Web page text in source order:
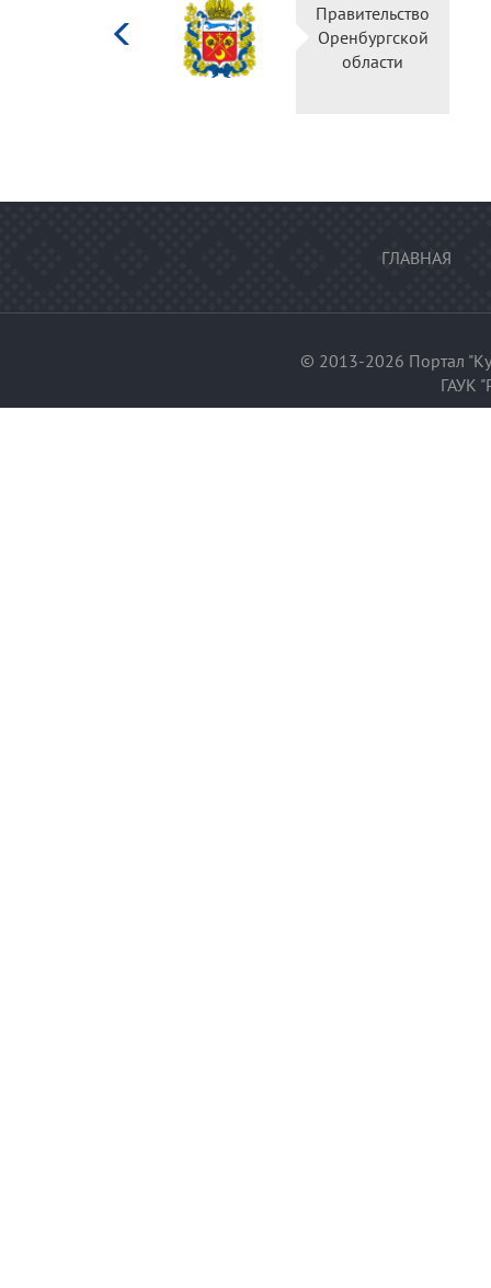
Правительство
Оренбургской
области
ГЛАВНАЯ
© 2013-2026 Портал
ГАУК